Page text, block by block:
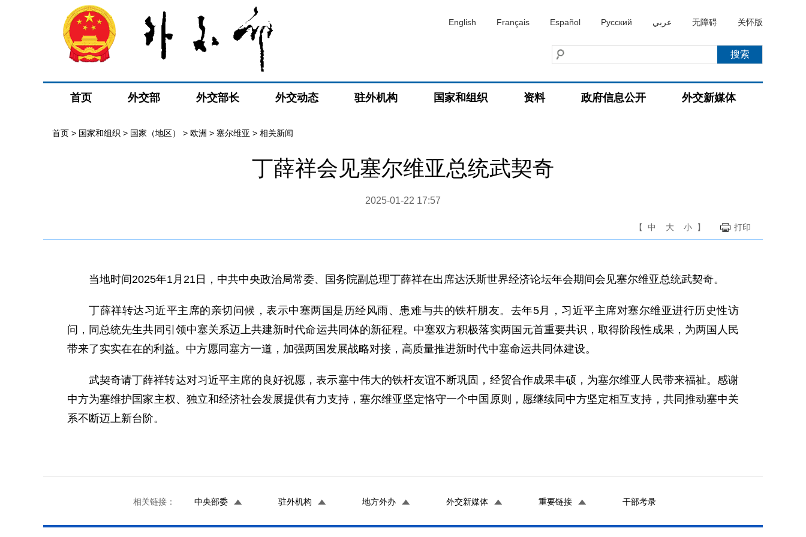
English Français Español Русский عربي 无障碍 关怀版
首页 外交部 外交部长 外交动态 驻外机构 国家和组织 资料 政府信息公开 外交新媒体
首页 > 国家和组织 > 国家（地区） > 欧洲 > 塞尔维亚 > 相关新闻
丁薛祥会见塞尔维亚总统武契奇
2025-01-22 17:57
【 中 大 小 】 打印
当地时间2025年1月21日，中共中央政治局常委、国务院副总理丁薛祥在出席达沃斯世界经济论坛年会期间会见塞尔维亚总统武契奇。
丁薛祥转达习近平主席的亲切问候，表示中塞两国是历经风雨、患难与共的铁杆朋友。去年5月，习近平主席对塞尔维亚进行历史性访
问，同总统先生共同引领中塞关系迈上共建新时代命运共同体的新征程。中塞双方积极落实两国元首重要共识，取得阶段性成果，为两国人民
带来了实实在在的利益。中方愿同塞方一道，加强两国发展战略对接，高质量推进新时代中塞命运共同体建设。
武契奇请丁薛祥转达对习近平主席的良好祝愿，表示塞中伟大的铁杆友谊不断巩固，经贸合作成果丰硕，为塞尔维亚人民带来福祉。感谢
中方为塞维护国家主权、独立和经济社会发展提供有力支持，塞尔维亚坚定恪守一个中国原则，愿继续同中方坚定相互支持，共同推动塞中关
系不断迈上新台阶。
相关链接： 中央部委 驻外机构 地方外办 外交新媒体 重要链接 干部考录